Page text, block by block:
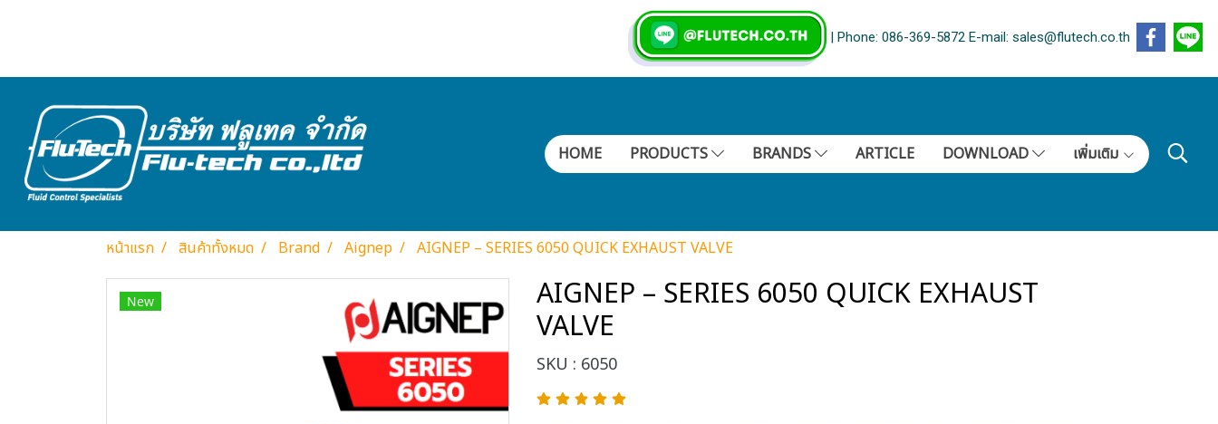
| Phone: 086-369-5872 E-mail: sales@flutech.co.th
HOME PRODUCTS BRANDS ARTICLE DOWNLOAD เพิ่มเติม
หน้าแรก สินค้าทั้งหมด Brand Aignep AIGNEP – SERIES 6050 QUICK EXHAUST VALVE
New AIGNEP – SERIES 6050 QUICK EXHAUST
VALVE
SKU : 6050